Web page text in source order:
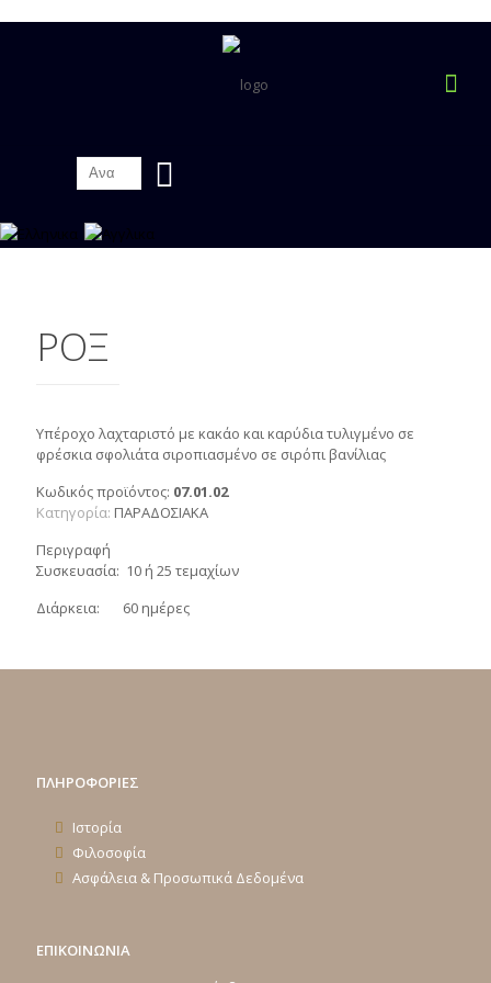
ΡΟΞ
Υπέροχο λαχταριστό με κακάο και καρύδια τυλιγμένο σε
φρέσκια σφολιάτα σιροπιασμένο σε σιρόπι βανίλιας
Κωδικός προϊόντος: 07.01.02
Κατηγορία: ΠΑΡΑΔΟΣΙΑΚΑ
Περιγραφή
Συσκευασία: 10 ή 25 τεμαχίων
Διάρκεια: 60 ημέρες
ΠΛΗΡΟΦΟΡΙΕΣ
Ιστορία
Φιλοσοφία
Ασφάλεια & Προσωπικά Δεδομένα
ΕΠΙΚΟΙΝΩΝΙΑ